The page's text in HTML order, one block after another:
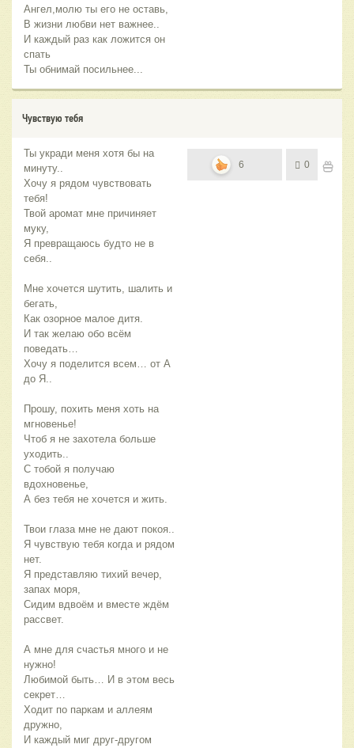
Ангел,молю ты его не оставь,
В жизни любви нет важнее..
И каждый раз как ложится он
спать
Ты обнимай посильнее...
Чувствую тебя
Ты укради меня хотя бы на
минуту..
Хочу я рядом чувствовать
тебя!
Твой аромат мне причиняет
муку,
Я превращаюсь будто не в
себя..
Мне хочется шутить, шалить и
бегать,
Как озорное малое дитя.
И так желаю обо всём
поведать…
Хочу я поделится всем… от А
до Я..
Прошу, похить меня хоть на
мгновенье!
Чтоб я не захотела больше
уходить..
С тобой я получаю
вдохновенье,
А без тебя не хочется и жить.
Твои глаза мне не дают покоя..
Я чувствую тебя когда и рядом
нет.
Я представляю тихий вечер,
запах моря,
Сидим вдвоём и вместе ждём
рассвет.
А мне для счастья много и не
нужно!
Любимой быть… И в этом весь
секрет…
Ходит по паркам и аллеям
дружно,
И каждый миг друг-другом
6 0